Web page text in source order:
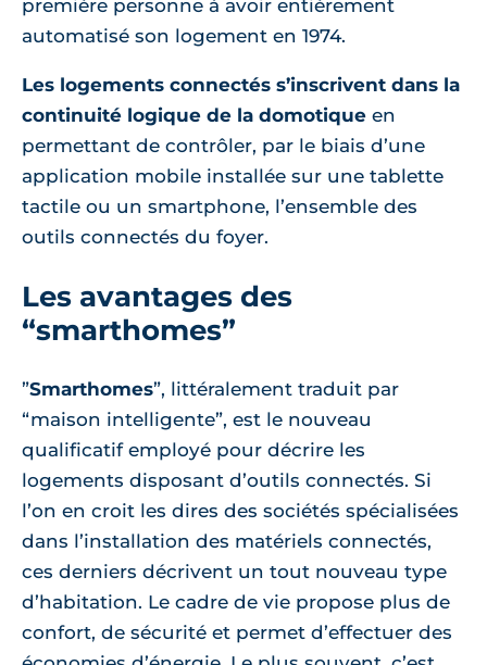
première personne à avoir entièrement
automatisé son logement en 1974.
Les logements connectés s’inscrivent dans la
continuité logique de la domotique en
permettant de contrôler, par le biais d’une
application mobile installée sur une tablette
tactile ou un smartphone, l’ensemble des
outils connectés du foyer.
Les avantages des
“smarthomes”
”Smarthomes”, littéralement traduit par
“maison intelligente”, est le nouveau
qualificatif employé pour décrire les
logements disposant d’outils connectés. Si
l’on en croit les dires des sociétés spécialisées
dans l’installation des matériels connectés,
ces derniers décrivent un tout nouveau type
d’habitation. Le cadre de vie propose plus de
confort, de sécurité et permet d’effectuer des